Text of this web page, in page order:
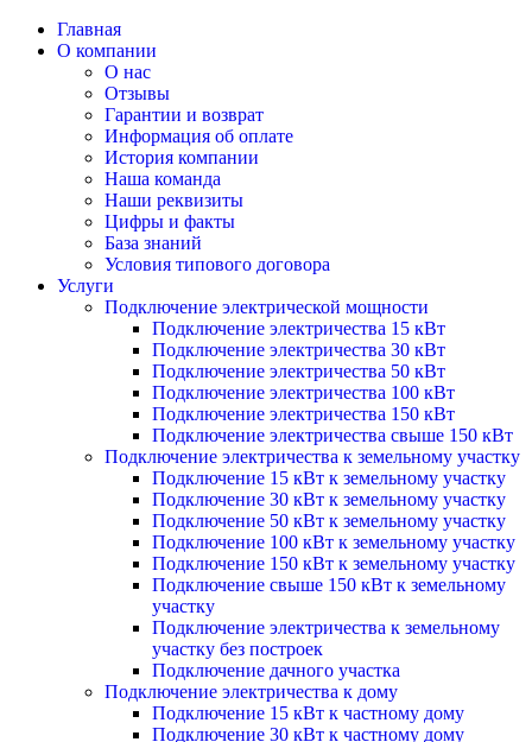
Главная
О компании
О нас
Отзывы
Гарантии и возврат
Информация об оплате
История компании
Наша команда
Наши реквизиты
Цифры и факты
База знаний
Условия типового договора
Услуги
Подключение электрической мощности
Подключение электричества 15 кВт
Подключение электричества 30 кВт
Подключение электричества 50 кВт
Подключение электричества 100 кВт
Подключение электричества 150 кВт
Подключение электричества свыше 150 кВт
Подключение электричества к земельному участку
Подключение 15 кВт к земельному участку
Подключение 30 кВт к земельному участку
Подключение 50 кВт к земельному участку
Подключение 100 кВт к земельному участку
Подключение 150 кВт к земельному участку
Подключение свыше 150 кВт к земельному
участку
Подключение электричества к земельному
участку без построек
Подключение дачного участка
Подключение электричества к дому
Подключение 15 кВт к частному дому
Подключение 30 кВт к частному дому